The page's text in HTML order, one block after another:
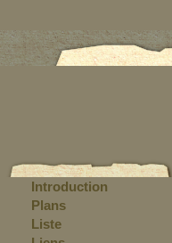
Introduction
Plans
Liste